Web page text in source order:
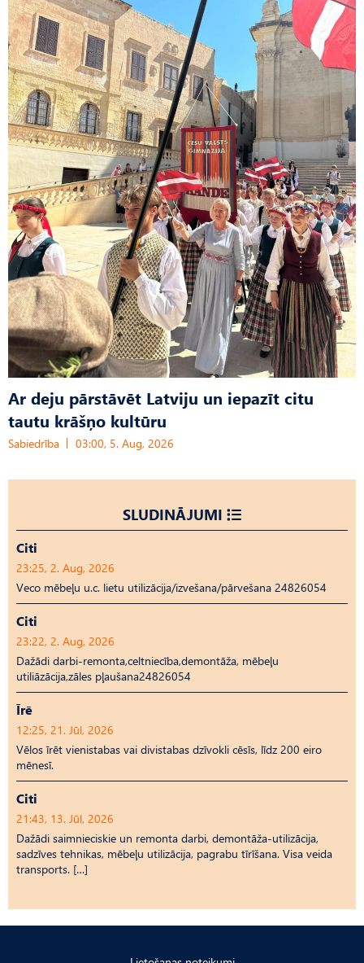
Ar deju pārstāvēt Latviju un iepazīt citu
tautu krāšņo kultūru
Sabiedrība 03:00, 5. Aug, 2026
SLUDINĀJUMI
Citi
23:25, 2. Aug, 2026
Veco mēbeļu u.c. lietu utilizācija/izvešana/pārvešana 24826054
Citi
23:22, 2. Aug, 2026
Dažādi darbi-remonta,celtniecība,demontāža, mēbeļu
utiliāzācija,zāles pļaušana24826054
Īrē
12:25, 21. Jūl, 2026
Vēlos īrēt vienistabas vai divistabas dzīvokli cēsīs, līdz 200 eiro
mēnesī.
Citi
21:43, 13. Jūl, 2026
Dažādi saimnieciskie un remonta darbi, demontāža-utilizācija,
sadzīves tehnikas, mēbeļu utilizācija, pagrabu tīrīšana. Visa veida
transports. […]